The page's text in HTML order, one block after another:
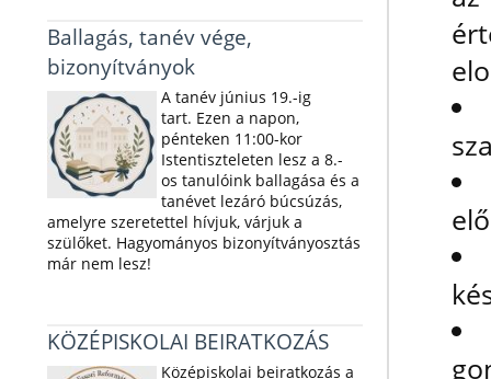
Ballagás, tanév vége,
bizonyítványok
A tanév június 19.-ig
tart. Ezen a napon,
pénteken 11:00-kor
Istentiszteleten lesz a 8.-
os tanulóink ballagása és a
tanévet lezáró búcsúzás,
amelyre szeretettel hívjuk, várjuk a
szülőket. Hagyományos bizonyítványosztás
már nem lesz!
KÖZÉPISKOLAI BEIRATKOZÁS
Középiskolai beiratkozás a